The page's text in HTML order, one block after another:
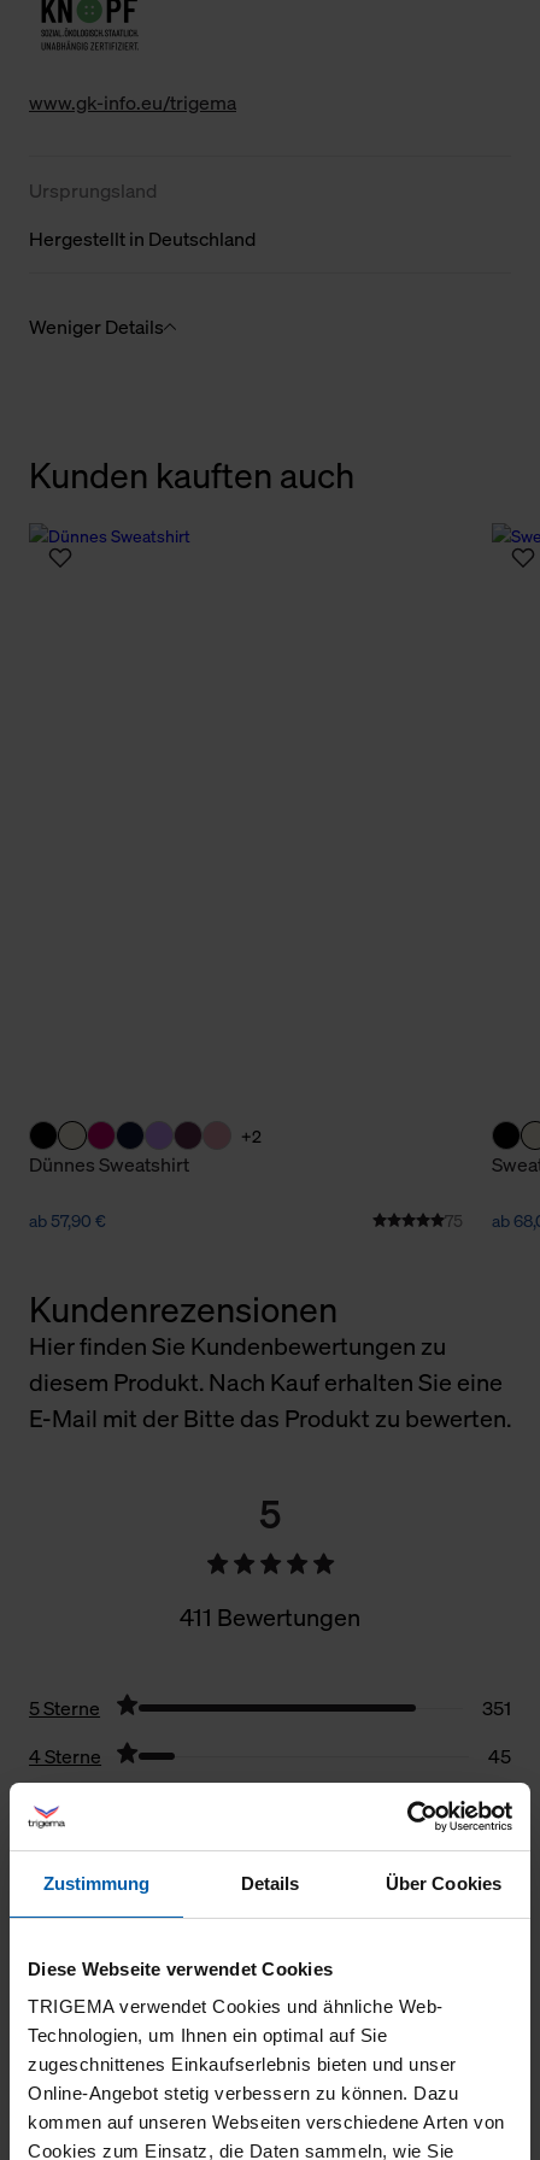
Zustimmung Details Über Cookies
Diese Webseite verwendet Cookies
TRIGEMA verwendet Cookies und ähnliche Web-
Technologien, um Ihnen ein optimal auf Sie
zugeschnittenes Einkaufserlebnis bieten und unser
Online-Angebot stetig verbessern zu können. Dazu
kommen auf unseren Webseiten verschiedene Arten von
Cookies zum Einsatz, die Daten sammeln, wie Sie
www.gk-info.eu/trigema
Ursprungsland
Hergestellt in Deutschland
Weniger Details
Kunden kauften auch
+2
Dünnes Sweatshirt
ab 57,90 € 75 ab
Kundenrezensionen
Hier finden Sie Kundenbewertungen zu
diesem Produkt. Nach Kauf erhalten Sie eine
E-Mail mit der Bitte das Produkt zu bewerten.
5
411 Bewertungen
5 Sterne
351
4 Sterne
45
3 Sterne
7
2 Sterne
2
22.07.2026
5
Wie gewohnt, super Qualität.